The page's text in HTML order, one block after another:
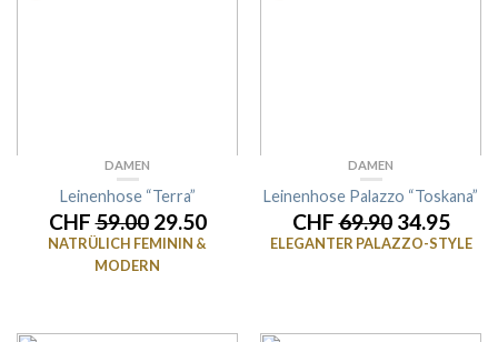
DAMEN
Leinenhose “Terra”
CHF59.0029.50
NATRÜLICH FEMININ &
MODERN
DAMEN
Leinenhose Palazzo “Toskana”
CHF69.9034.95
ELEGANTER PALAZZO-STYLE